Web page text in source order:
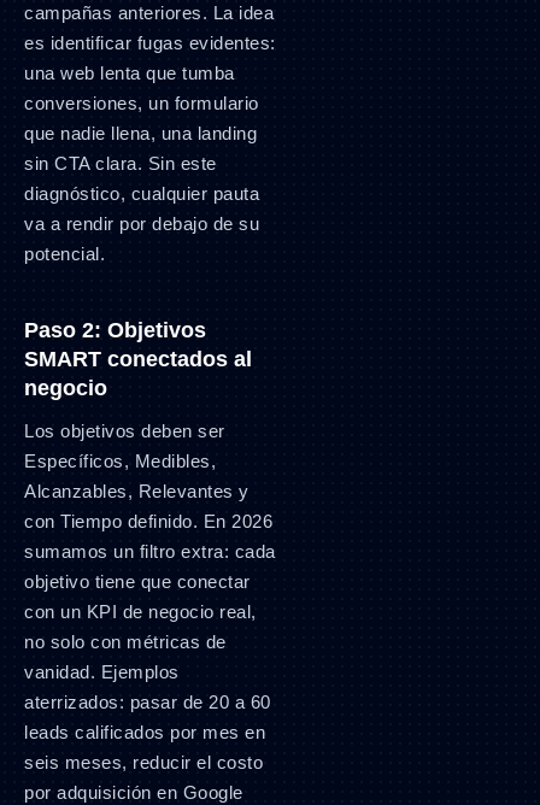
campañas anteriores. La idea
es identificar fugas evidentes:
una web lenta que tumba
conversiones, un formulario
que nadie llena, una landing
sin CTA clara. Sin este
diagnóstico, cualquier pauta
va a rendir por debajo de su
potencial.
Paso 2: Objetivos
SMART conectados al
negocio
Los objetivos deben ser
Específicos, Medibles,
Alcanzables, Relevantes y
con Tiempo definido. En 2026
sumamos un filtro extra: cada
objetivo tiene que conectar
con un KPI de negocio real,
no solo con métricas de
vanidad. Ejemplos
aterrizados: pasar de 20 a 60
leads calificados por mes en
seis meses, reducir el costo
por adquisición en Google